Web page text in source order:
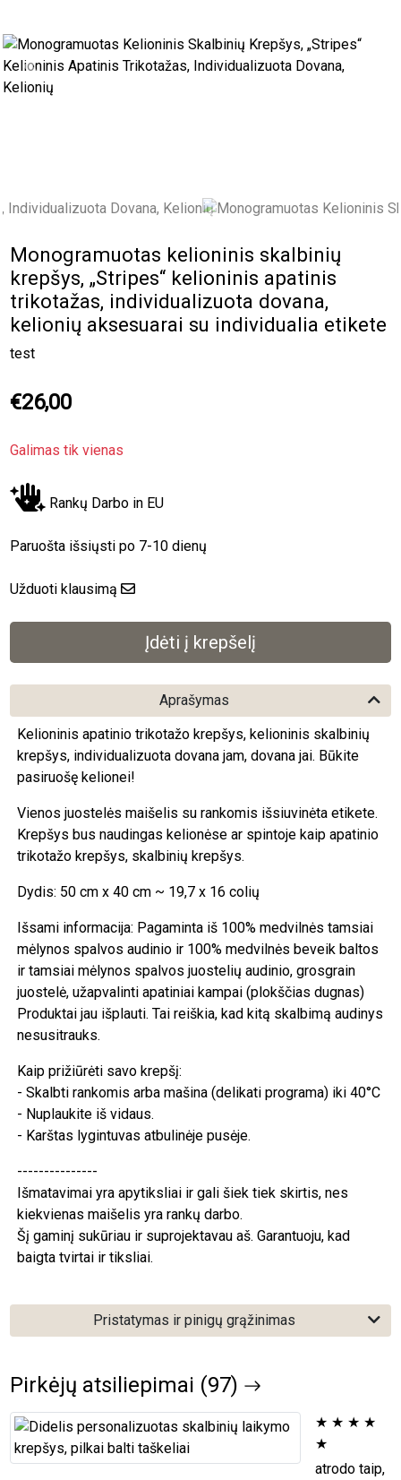
Previous
Monogramuotas kelioninis skalbinių
krepšys, „Stripes“ kelioninis apatinis
trikotažas, individualizuota dovana,
kelionių aksesuarai su individualia etikete
test
€26,00
Galimas tik vienas
Rankų Darbo in EU
Paruošta išsiųsti po 7-10 dienų
Užduoti klausimą
Aprašymas
Kelioninis apatinio trikotažo krepšys, kelioninis skalbinių
krepšys, individualizuota dovana jam, dovana jai. Būkite
pasiruošę kelionei!
Vienos juostelės maišelis su rankomis išsiuvinėta etikete.
Krepšys bus naudingas kelionėse ar spintoje kaip apatinio
trikotažo krepšys, skalbinių krepšys.
Dydis: 50 cm x 40 cm ~ 19,7 x 16 colių
Išsami informacija: Pagaminta iš 100% medvilnės tamsiai
mėlynos spalvos audinio ir 100% medvilnės beveik baltos
ir tamsiai mėlynos spalvos juostelių audinio, grosgrain
juostelė, užapvalinti apatiniai kampai (plokščias dugnas)
Produktai jau išplauti. Tai reiškia, kad kitą skalbimą audinys
nesusitrauks.
Kaip prižiūrėti savo krepšį:
- Skalbti rankomis arba mašina (delikati programa) iki 40°C
- Nuplaukite iš vidaus.
- Karštas lygintuvas atbulinėje pusėje.
---------------
Išmatavimai yra apytiksliai ir gali šiek tiek skirtis, nes
kiekvienas maišelis yra rankų darbo.
Šį gaminį sukūriau ir suprojektavau aš. Garantuoju, kad
baigta tvirtai ir tiksliai.
Pristatymas ir pinigų grąžinimas
Pirkėjų atsiliepimai (97)
★ ★ ★ ★
★
atrodo taip,